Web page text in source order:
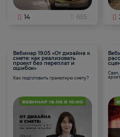
14 655
Вебинар 19.05 «От дизайна к
смете: как реализовать
проект без переплат и
ошибок»
Как подготовить грамотную смету?